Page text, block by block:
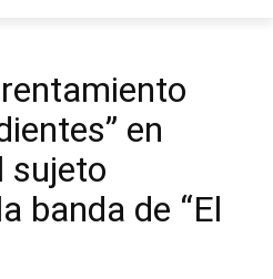
en
sujeto
banda de “El